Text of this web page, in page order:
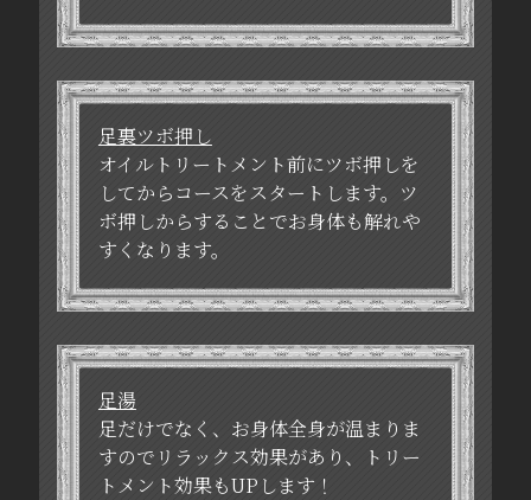
足裏ツボ押し
オイルトリートメント前にツボ押しを
してからコースをスタートします。ツ
ボ押しからすることでお身体も解れや
すくなります。
足湯
足だけでなく、お身体全身が温まりま
すのでリラックス効果があり、トリー
トメント効果もUPします！